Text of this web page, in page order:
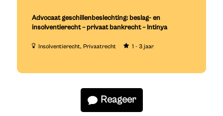
Advocaat geschillenbeslechting: beslag- en
insolventierecht – privaat bankrecht – Intinya
Insolventierecht Privaatrecht 1 - 3 jaar
Reageer